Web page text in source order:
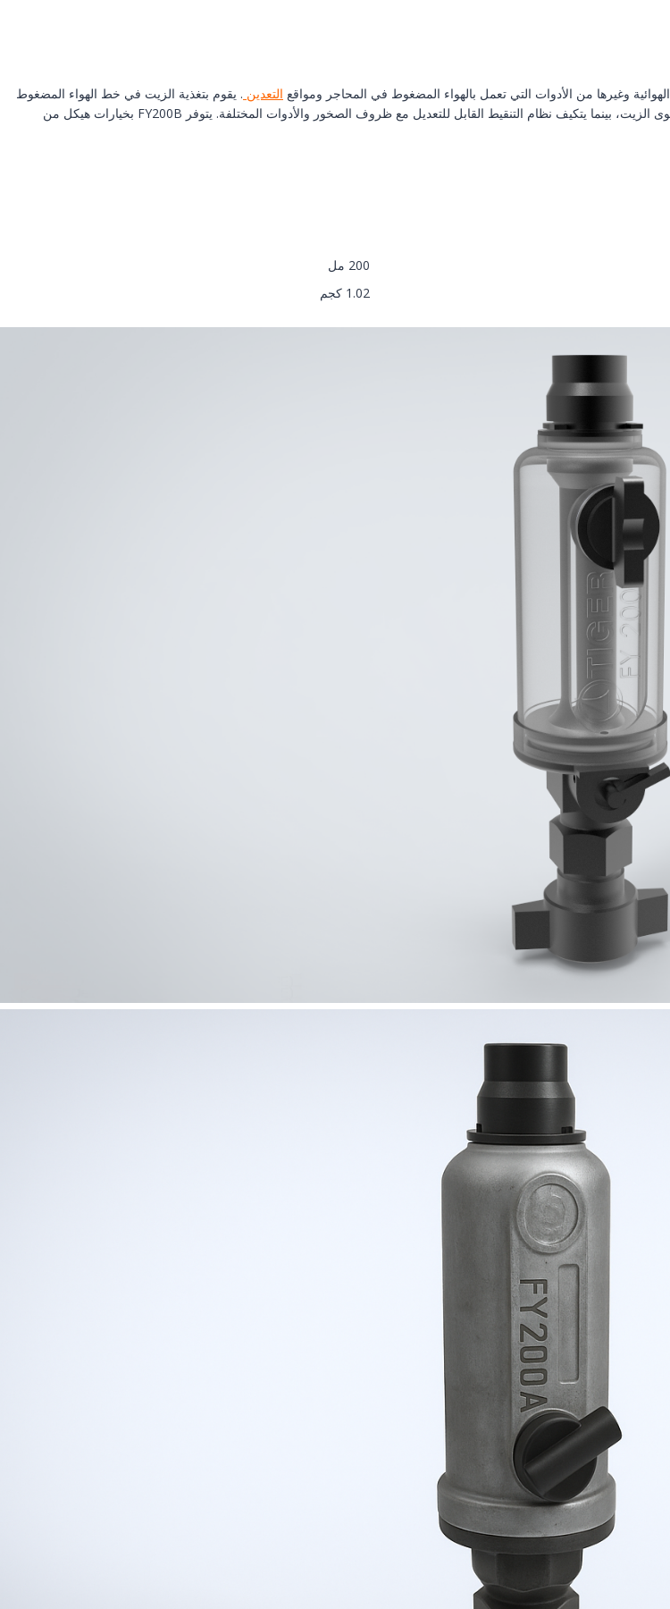
الهوائية وغيرها من الأدوات التي تعمل بالهواء المضغوط في المحاجر ومواقع التعدين . يقوم بتغذية الزيت في خط الهواء المضغوط
لتقليل التآكل والحفاظ على استقرار الأداء أثناء الحفر. يساعد الخزان الشفاف المشغلين على مراقبة مستوى الزيت، بينما يتكيف نظام التنقيط القابل للتعديل مع ظروف الصخور والأدوات المختلفة. يتوفر FY200B بخيارات هيكل من
200 مل
1.02 كجم